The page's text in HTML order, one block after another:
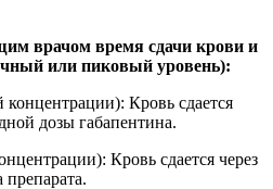
врачом время сдачи крови и
или пиковый уровень):
концентрации): Кровь сдается
дозы габапентина.
Кровь сдается через
препарата.